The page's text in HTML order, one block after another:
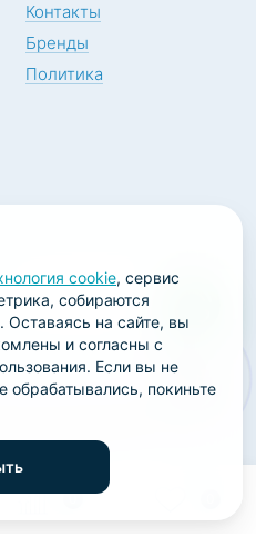
0
cookie, сервис
собираются
Оставаясь на сайте, вы
и согласны с
Если вы не
обрабатывались, покиньте
Контакты
Бренды
Политика
лаборатория